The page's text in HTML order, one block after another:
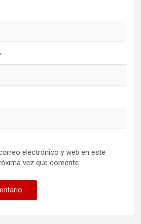
electrónico y web en este
vez que comente.